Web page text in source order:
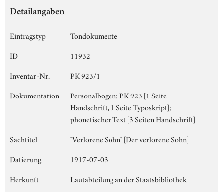
Detailangaben
Eintragstyp
Tondokumente
ID
11932
Inventar-Nr.
PK 923/1
Dokumentation
Personalbogen: PK 923 [1 Seite
Handschrift, 1 Seite Typoskript];
phonetischer Text [3 Seiten Handschrift]
Sachtitel
"Verlorene Sohn" [Der verlorene Sohn]
Datierung
1917-07-03
Herkunft
Lautabteilung an der Staatsbibliothek